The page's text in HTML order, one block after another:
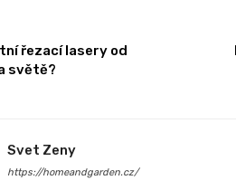
řezací lasery od
světě?
Svet Zeny
https://homeandgarden.cz/